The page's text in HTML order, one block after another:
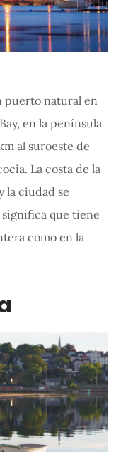
puerto natural en
en la península
al suroeste de
La costa de la
la ciudad se
que tiene
como en la